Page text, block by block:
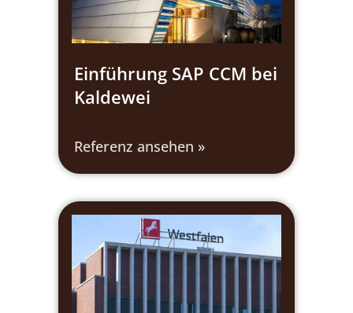
Einführung SAP CCM bei
Kaldewei
Referenz ansehen »